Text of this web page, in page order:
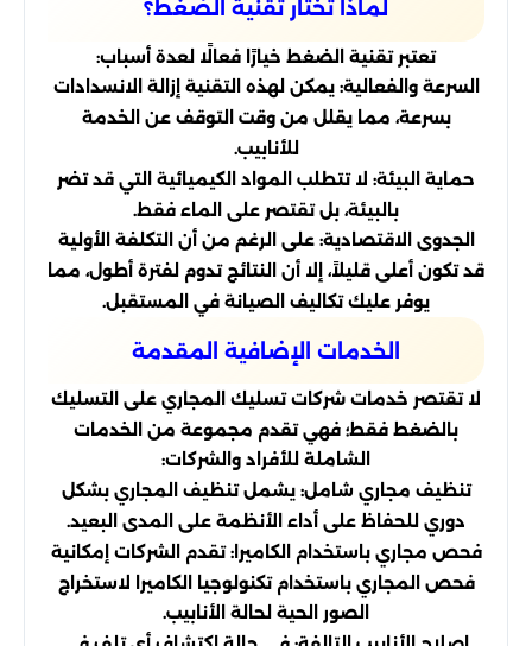
لماذا تختار تقنية الضغط؟
تعتبر تقنية الضغط خيارًا فعالًا لعدة أسباب:
السرعة والفعالية: يمكن لهذه التقنية إزالة الانسدادات
بسرعة، مما يقلل من وقت التوقف عن الخدمة
للأنابيب.
حماية البيئة: لا تتطلب المواد الكيميائية التي قد تضر
بالبيئة، بل تقتصر على الماء فقط.
الجدوى الاقتصادية: على الرغم من أن التكلفة الأولية
قد تكون أعلى قليلاً، إلا أن النتائج تدوم لفترة أطول، مما
يوفر عليك تكاليف الصيانة في المستقبل.
الخدمات الإضافية المقدمة
لا تقتصر خدمات شركات تسليك المجاري على التسليك
بالضغط فقط؛ فهي تقدم مجموعة من الخدمات
الشاملة للأفراد والشركات:
تنظيف مجاري شامل: يشمل تنظيف المجاري بشكل
دوري للحفاظ على أداء الأنظمة على المدى البعيد.
فحص مجاري باستخدام الكاميرا: تقدم الشركات إمكانية
فحص المجاري باستخدام تكنولوجيا الكاميرا لاستخراج
الصور الحية لحالة الأنابيب.